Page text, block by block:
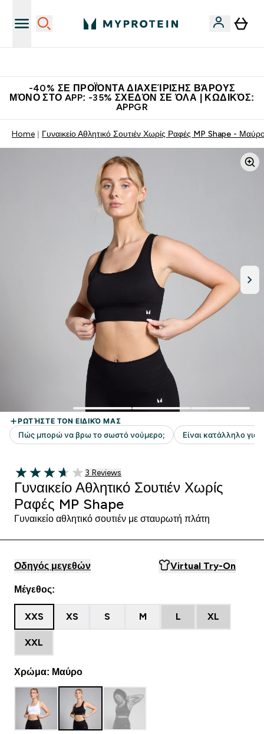
-40% ΣΕ ΠΡΟΪΌΝΤΑ ΔΙΑΧΕΊΡΙΣΗΣ ΒΆΡΟΥΣ
ΜΌΝΟ ΣΤΟ APP: -35% ΣΧΕΔΌΝ ΣΕ ΌΛΑ | ΚΩΔΙΚΌΣ:
APPGR
Home Γυναικείο Αθλητικό Σουτιέν Χωρίς Ραφές MP Shape -
3.67 out of 5 stars
3 customer reviews
3 Reviews
Γυναικείο Αθλητικό Σουτιέν Χωρίς
Ραφές MP Shape
Γυναικείο αθλητικό σουτιέν με σταυρωτή πλάτη
Οδηγός μεγεθών Virtual Try-On
Μέγεθος:
XXS XS S M L XL
XXL
Χρώμα: Μαύρο